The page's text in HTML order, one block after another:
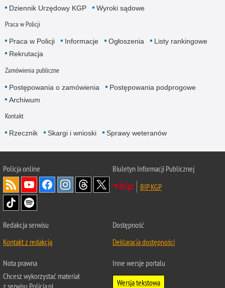
Dziennik Urzędowy KGP Wyroki sądowe
Praca w Policji
Praca w Policji Informacje Ogłoszenia
Listy rankingowe
Rekrutacja
Zamówienia publiczne
Postępowania o zamówienia
Postępowania podprogowe
Archiwum
Kontakt
Rzecznik Skargi i wnioski Sprawy weteranów
Policjaonline
Biuletyn Informacji Publicznej
BIP KGP
Redakcja serwisu
Kontakt z redakcją
Dostępność
Deklaracja dostępności
Nota prawna
Chcesz wykorzystać materiał
Inne wersje portalu
Wersja tekstowa